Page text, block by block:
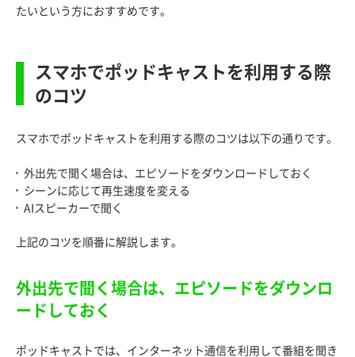
たいという方におすすめです。
スマホでポッドキャストを利用する際
のコツ
スマホでポッドキャストを利用する際のコツは以下の通りです。
外出先で聞く場合は、エピソードをダウンロードしておく
シーンに応じて再生速度を変える
AIスピーカーで聞く
上記のコツを順番に解説します。
外出先で聞く場合は、エピソードをダウンロ
ードしておく
ポッドキャストでは、インターネット通信を利用して番組を聞き